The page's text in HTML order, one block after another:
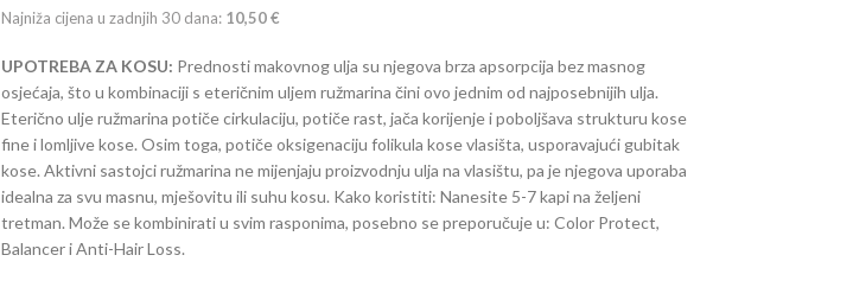
Najniža cijena u zadnjih 30 dana: 10,50€
UPOTREBA ZA KOSU: Prednosti makovnog ulja su njegova brza apsorpcija bez masnog
osjećaja, što u kombinaciji s eteričnim uljem ružmarina čini ovo jednim od najposebnijih ulja.
Eterično ulje ružmarina potiče cirkulaciju, potiče rast, jača korijenje i poboljšava strukturu kose
fine i lomljive kose. Osim toga, potiče oksigenaciju folikula kose vlasišta, usporavajući gubitak
kose. Aktivni sastojci ružmarina ne mijenjaju proizvodnju ulja na vlasištu, pa je njegova uporaba
idealna za svu masnu, mješovitu ili suhu kosu. Kako koristiti: Nanesite 5-7 kapi na željeni
tretman. Može se kombinirati u svim rasponima, posebno se preporučuje u: Color Protect,
Balancer i Anti-Hair Loss.